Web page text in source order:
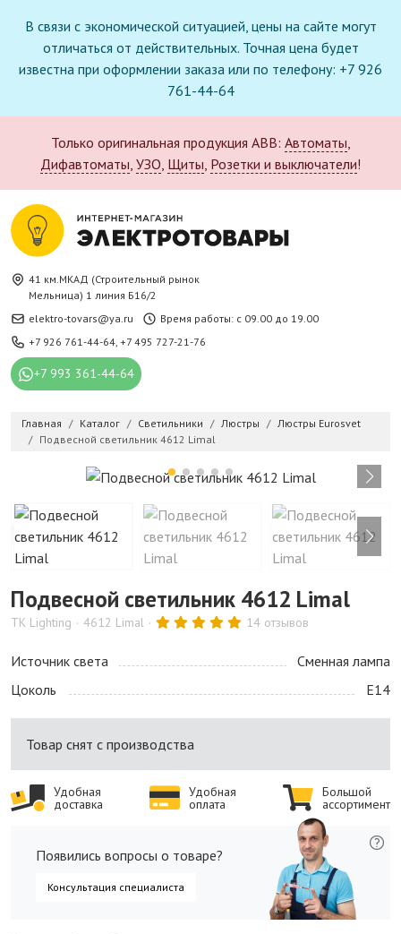
В связи с экономической ситуацией, цены на сайте могут
отличаться от действительных. Точная цена будет
известна при оформлении заказа или по телефону: +7 926
761-44-64
Только оригинальная продукция ABB: Автоматы,
Дифавтоматы, УЗО, Щиты, Розетки и выключатели!
41 км.МКАД (Строительный рынок
Мельница) 1 линия Б16/2
elektro-tovars@ya.ru
Время работы: с 09.00 до 19.00
+7 926 761-44-64, +7 495 727-21-76
+7 993 361-44-64
Главная Каталог Светильники Люстры
Люстры Eurosvet
Подвесной светильник 4612 Limal
Подвесной светильник 4612 Limal
TK Lighting 4612 Limal 14 отзывов
Источник света
Сменная лампа
Цоколь
E14
Товар снят с производства
Удобная
доставка
Удобная
оплата
Большой
ассортимент
Появились вопросы о товаре?
Консультация специалиста